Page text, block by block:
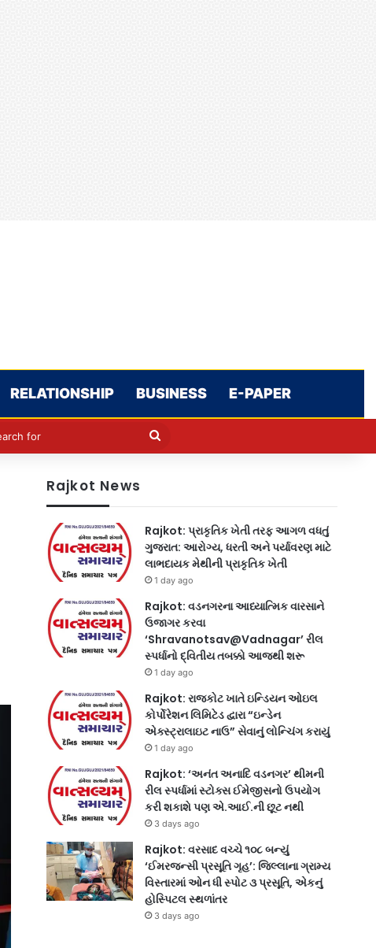
RELATIONSHIP BUSINESS E-PAPER
skin
Search
Rajkot News
Rajkot: પ્રાકૃતિક ખેતી તરફ આગળ વધતું
ગુજરાત: આરોગ્ય, ધરતી અને પર્યાવરણ માટે
લાભદાયક મેથીની પ્રાકૃતિક ખેતી
1 day ago
Rajkot: વડનગરના આધ્યાત્મિક વારસાને
ઉજાગર કરવા
‘Shravanotsav@Vadnagar’ રીલ
સ્પર્ધાનો દ્વિતીય તબક્કો આજથી શરૂ
1 day ago
Rajkot: રાજકોટ ખાતે ઇન્ડિયન ઓઇલ
કોર્પોરેશન લિમિટેડ દ્વારા “ઇન્ડેન
એક્સ્ટ્રાલાઇટ નાઉ” સેવાનું લોન્ચિંગ કરાયું
1 day ago
Rajkot: ‘અનંત અનાદિ વડનગર’ થીમની
રીલ સ્પર્ધામાં સ્ટોક્સ ઈમેજીસનો ઉપયોગ
કરી શકાશે પણ એ.આઈ.ની છૂટ નથી
3 days ago
Rajkot: વરસાદ વચ્ચે ૧૦૮ બન્યું
‘ઈમરજન્સી પ્રસૂતિ ગૃહ’: જિલ્લાના ગ્રામ્ય
વિસ્તારમાં ઓન ધી સ્પોટ ૩ પ્રસૂતિ, એકનું
હોસ્પિટલ સ્થળાંતર
3 days ago